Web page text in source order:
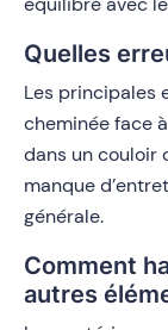
Quelles
Les principales
cheminée face
dans un couloir
manque
générale.
Comment
autres